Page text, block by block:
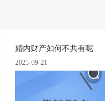
婚内财产如何不共有呢
2025-09-21